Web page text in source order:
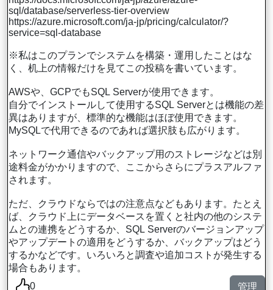
sql/database/serverless-tier-overview
https://azure.microsoft.com/ja-jp/pricing/calculator/?
service=sql-database
※私はこのプランでシステムを構築・運用したことはな
く、机上の情報だけを見てこの投稿を書いています。
AWSや、GCPでもSQL Serverが使用できます。
自分でインストールして使用するSQL Serverとは機能の差
異はありますが、標準的な機能はほぼ使用できます。
MySQLで代用できるのであれば選択肢も広がります。
ネットワーク通信やバックアップ用のストレージなどは別
途料金がかかりますので、ここからさらにプラスアルファ
されます。
ただ、クラウドならではの注意点などもあります。たとえ
ば、クラウド上にデータベースを置くと社内の他のシステ
ムとの連携をどうするか、SQL Serverのバージョンアップ
やアップデートの適用をどうするか、バックアップはどう
するかなどです。いろいろと調査や追加コストが発生する
場合もあります。
0
管理